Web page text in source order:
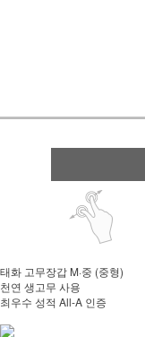
태화 고무장갑 M·중 (중형)
천연 생고무 사용
최우수 성적 All-A 인증